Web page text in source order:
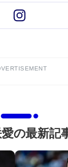
の最新記